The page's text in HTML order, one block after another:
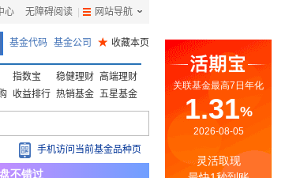
心 无障碍阅读 网站导航
基金代码 基金公司 ★ 收藏本页
指数宝 稳健理财 高端理财
收益排行 热销基金 五星基金
手机访问当前基金品种页